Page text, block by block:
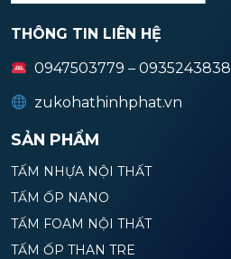
THÔNG TIN LIÊN HỆ
0947503779 – 0935243838
zukohathinhphat.vn
SẢN PHẨM
TẤM NHỰA NỘI THẤT
TẤM ỐP NANO
TẤM FOAM NỘI THẤT
TẤM ỐP THAN TRE